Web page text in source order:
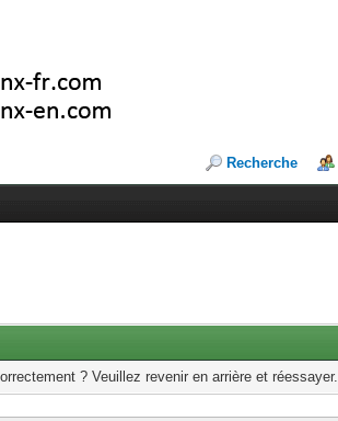
Recherche
? Veuillez revenir en arrière et réessayer.